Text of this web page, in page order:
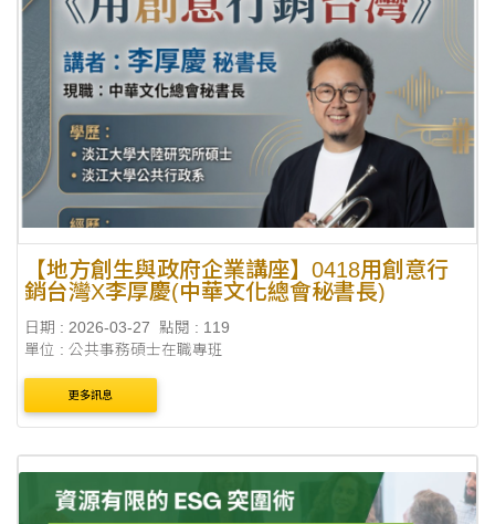
【地方創生與政府企業講座】0418用創意行
銷台灣X李厚慶(中華文化總會秘書長)
日期 : 2026-03-27
點閱 : 119
單位 : 公共事務碩士在職專班
更多訊息